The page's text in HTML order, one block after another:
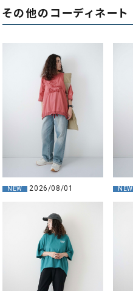
その他のコーディネート
NEW 2026/08/01 NEW